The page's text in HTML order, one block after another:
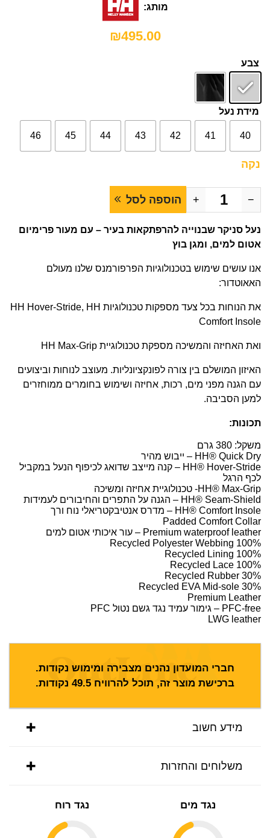
מותג:
₪495.00
צבע
מידת נעל
40
41
42
43
44
45
46
נקה
−
+ הוספה לסל
נעל סניקר שבנוייה להרפתקאות בעיר – עם מעור פרימיום
אטום למים, ומגן בוץ
אנו עושים שימוש בטכנולוגיות הפרפורמנס שלנו מעולם
האאוטדור:
את הנוחות בכל צעד מספקות טכנולוגיות HH Hover-Stride, HH
Comfort Insole
ואת האחיזה והמשיכה מספקת טכנולוגיית HH Max-Grip
האיזון המושלם בין צורה לפונקציונליות. מעוצב לנוחות וביצועים
עם הגנה מפני מים, רכות, אחיזה ושימוש בחומרים ממוחזרים
למען הסביבה.
תכונות:
משקל: 380 גרם
HH® Quick Dry – ייבוש מהיר
HH® Hover-Stride – קנה מייצב שדואג לכיפוף הנעל במקביל
לכף הרגל
HH® Max-Grip- טכנולוגיית אחיזה ומשיכה
HH® Seam-Shield – הגנה על התפרים והחיבורים לעמידות
HH® Comfort Insole – מדרס אנטיבקטריאלי נוח ורך
Padded Comfort Collar
Premium waterproof leather – עור איכותי אטום למים
100% Recycled Polyester Webbing
100% Recycled Lining
100% Recycled Lace
30% Recycled Rubber
30% Recycled EVA Mid-sole
Premium Leather
PFC-free – גימור עמיד נגד גשם נטול PFC
LWG leather
חברי המועדון נהנים מצבירה ומימוש נקודות.
ברכישת מוצר זה, תוכל להרוויח 49.5 נקודות.
מידע חשוב
משלוחים והחזרות
נגד מים נגד רוח